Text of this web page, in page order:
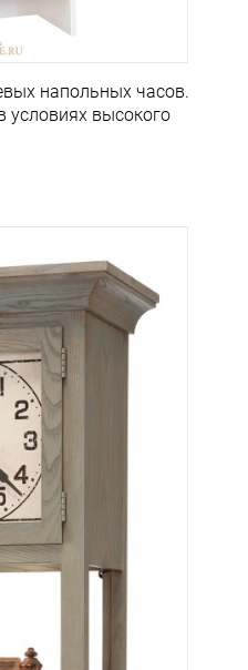
напольных часов.
условиях высокого